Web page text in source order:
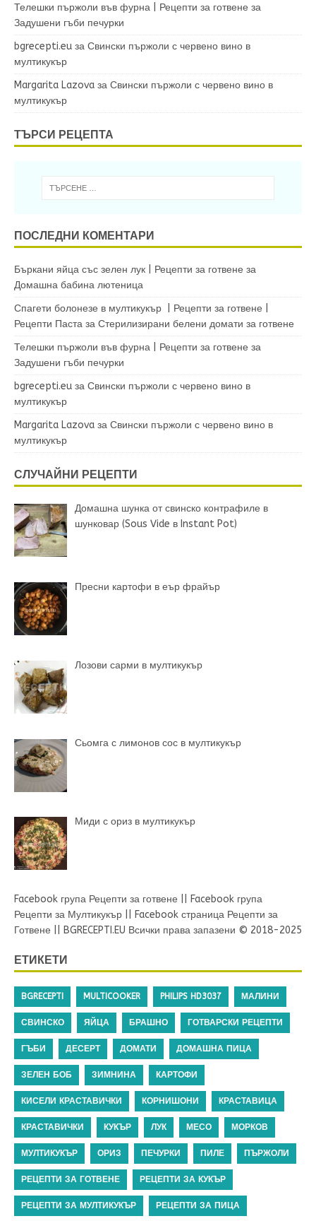
Телешки пържоли във фурна | Рецепти за готвене за
Задушени гъби печурки
bgrecepti.eu за Свински пържоли с червено вино в
мултикукър
Margarita Lazova за Свински пържоли с червено вино в
мултикукър
ТЪРСИ РЕЦЕПТА
ПОСЛЕДНИ КОМЕНТАРИ
Бъркани яйца със зелен лук | Рецепти за готвене за
Домашна бабина лютеница
Спагети болонезе в мултикукър | Рецепти за готвене |
Рецепти Паста за Стерилизирани белени домати за готвене
Телешки пържоли във фурна | Рецепти за готвене за
Задушени гъби печурки
bgrecepti.eu за Свински пържоли с червено вино в
мултикукър
Margarita Lazova за Свински пържоли с червено вино в
мултикукър
СЛУЧАЙНИ РЕЦЕПТИ
Домашна шунка от свинско контрафиле в
шунковар (Sous Vide в Instant Pot)
Пресни картофи в еър фрайър
Лозови сарми в мултикукър
Сьомга с лимонов сос в мултикукър
Миди с ориз в мултикукър
Facebook група Рецепти за готвене
Facebook група
Рецепти за Мултикукър
Facebook страница Рецепти за
Готвене
BGRECEPTI.EU Всички права запазени © 2018-2025
ЕТИКЕТИ
BGRECEPTI MULTICOOKER PHILIPS HD3037 МАЛИНИ
СВИНСКО ЯЙЦА БРАШНО ГОТВАРСКИ РЕЦЕПТИ
ГЪБИ ДЕСЕРТ ДОМАТИ ДОМАШНА ПИЦА
ЗЕЛЕН БОБ ЗИМНИНА КАРТОФИ
КИСЕЛИ КРАСТАВИЧКИ КОРНИШОНИ КРАСТАВИЦА
КРАСТАВИЧКИ КУКЪР ЛУК МЕСО МОРКОВ
МУЛТИКУКЪР ОРИЗ ПЕЧУРКИ ПИЛЕ ПЪРЖОЛИ
РЕЦЕПТИ ЗА ГОТВЕНЕ РЕЦЕПТИ ЗА КУКЪР
РЕЦЕПТИ ЗА МУЛТИКУКЪР РЕЦЕПТИ ЗА ПИЦА